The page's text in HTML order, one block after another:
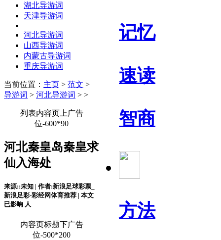
记忆
速读
智商
方法
湖北导游词
天津导游词
河北导游词
山西导游词
内蒙古导游词
重庆导游词
当前位置： 主页 > 范文 >
导游词 > 河北导游词 > >
列表内容页上广告
位-600*90
河北秦皇岛秦皇求
仙入海处
来源::未知 | 作者:新浪足球彩票_
新浪足彩-彩经网体育推荐 | 本文
已影响 人
内容页标题下广告
位-500*200